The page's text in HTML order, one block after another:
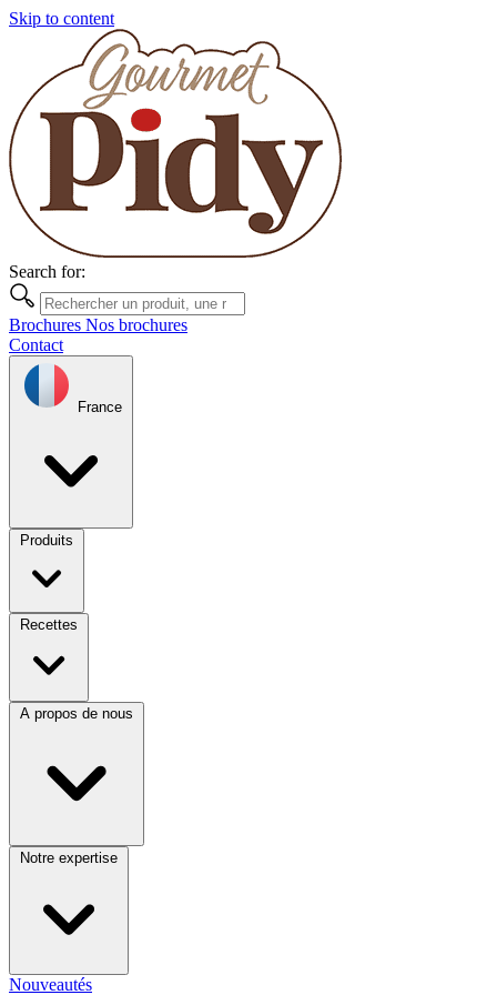
Skip to content
Search for:
Brochures Nos brochures
Contact
France
Produits
Recettes
A propos de nous
Notre expertise
Nouveautés